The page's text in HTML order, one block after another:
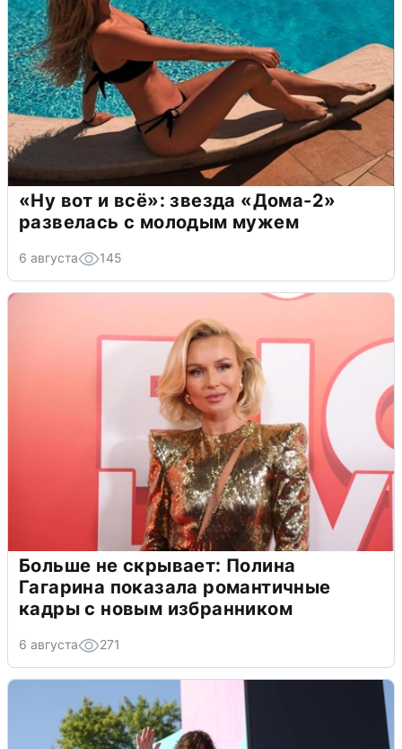
«Ну вот и всё»: звезда «Дома-2»
развелась с молодым мужем
6 августа 145
Больше не скрывает: Полина
Гагарина показала романтичные
кадры с новым избранником
6 августа 271